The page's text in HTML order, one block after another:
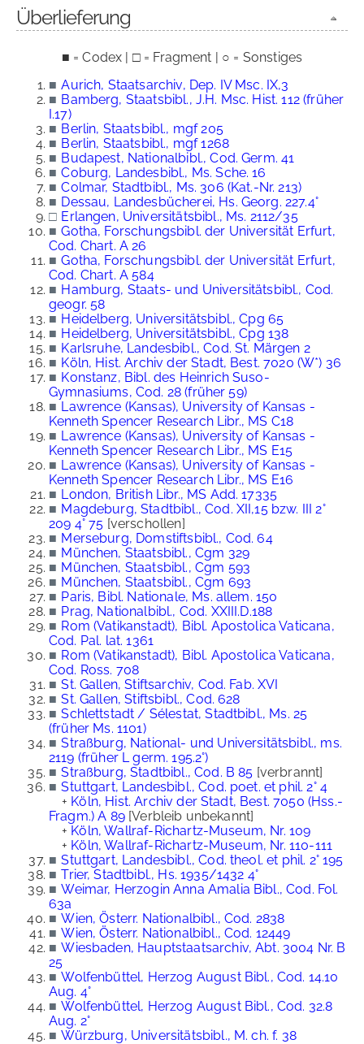
Überlieferung
■ = Codex | □ = Fragment | ○ = Sonstiges
■ Aurich, Staatsarchiv, Dep. IV Msc. IX,3
■ Bamberg, Staatsbibl., J.H. Msc. Hist. 112 (früher
I.17)
■ Berlin, Staatsbibl., mgf 205
■ Berlin, Staatsbibl., mgf 1268
■ Budapest, Nationalbibl., Cod. Germ. 41
■ Coburg, Landesbibl., Ms. Sche. 16
■ Colmar, Stadtbibl., Ms. 306 (Kat.-Nr. 213)
■ Dessau, Landesbücherei, Hs. Georg. 227.4°
□ Erlangen, Universitätsbibl., Ms. 2112/35
■ Gotha, Forschungsbibl. der Universität Erfurt,
Cod. Chart. A 26
■ Gotha, Forschungsbibl. der Universität Erfurt,
Cod. Chart. A 584
■ Hamburg, Staats- und Universitätsbibl., Cod.
geogr. 58
■ Heidelberg, Universitätsbibl., Cpg 65
■ Heidelberg, Universitätsbibl., Cpg 138
■ Karlsruhe, Landesbibl., Cod. St. Märgen 2
■ Köln, Hist. Archiv der Stadt, Best. 7020 (W*) 36
■ Konstanz, Bibl. des Heinrich Suso-
Gymnasiums, Cod. 28 (früher 59)
■ Lawrence (Kansas), University of Kansas -
Kenneth Spencer Research Libr., MS C18
■ Lawrence (Kansas), University of Kansas -
Kenneth Spencer Research Libr., MS E15
■ Lawrence (Kansas), University of Kansas -
Kenneth Spencer Research Libr., MS E16
■ London, British Libr., MS Add. 17335
■ Magdeburg, Stadtbibl., Cod. XII,15 bzw. III 2°
209 4° 75 [verschollen]
■ Merseburg, Domstiftsbibl., Cod. 64
■ München, Staatsbibl., Cgm 329
■ München, Staatsbibl., Cgm 593
■ München, Staatsbibl., Cgm 693
■ Paris, Bibl. Nationale, Ms. allem. 150
■ Prag, Nationalbibl., Cod. XXIII.D.188
■ Rom (Vatikanstadt), Bibl. Apostolica Vaticana,
Cod. Pal. lat. 1361
■ Rom (Vatikanstadt), Bibl. Apostolica Vaticana,
Cod. Ross. 708
■ St. Gallen, Stiftsarchiv, Cod. Fab. XVI
■ St. Gallen, Stiftsbibl., Cod. 628
■ Schlettstadt / Sélestat, Stadtbibl., Ms. 25
(früher Ms. 1101)
■ Straßburg, National- und Universitätsbibl., ms.
2119 (früher L germ. 195.2°)
■ Straßburg, Stadtbibl., Cod. B 85 [verbrannt]
■ Stuttgart, Landesbibl., Cod. poet. et phil. 2° 4
+ Köln, Hist. Archiv der Stadt, Best. 7050 (Hss.-
Fragm.) A 89[Verbleib unbekannt]
+ Köln, Wallraf-Richartz-Museum, Nr. 109
+ Köln, Wallraf-Richartz-Museum, Nr. 110-111
■ Stuttgart, Landesbibl., Cod. theol. et phil. 2° 195
■ Trier, Stadtbibl., Hs. 1935/1432 4°
■ Weimar, Herzogin Anna Amalia Bibl., Cod. Fol.
63a
■ Wien, Österr. Nationalbibl., Cod. 2838
■ Wien, Österr. Nationalbibl., Cod. 12449
■ Wiesbaden, Hauptstaatsarchiv, Abt. 3004 Nr. B
25
■ Wolfenbüttel, Herzog August Bibl., Cod. 14.10
Aug. 4°
■ Wolfenbüttel, Herzog August Bibl., Cod. 32.8
Aug. 2°
■ Würzburg, Universitätsbibl., M. ch. f. 38